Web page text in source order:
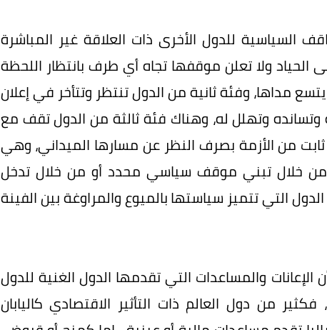
السياسية للدول الأخرى ذات العلاقة غير المباشرة
ولا تعلن موقفها تجاه أي طرف بانتظار اللحظة
مداها، وفئة ثانية من الدول تنتظر وتتأخر في إعلان
وتهلل له، وهناك فئة ثالثة من الدول تقف مع
من الأزمة بصرف النظر عن مسارها الميداني، وهي
من خلال تبني موقف سياسي محدد أو من خلال تدخل
التي تتميز سياستها بالميوع والمراوغة بين الفينة
والمساعدات التي تقدمها الدول الغنية للدول
من دول العالم ذات التأثير الاقتصادي كاليابان